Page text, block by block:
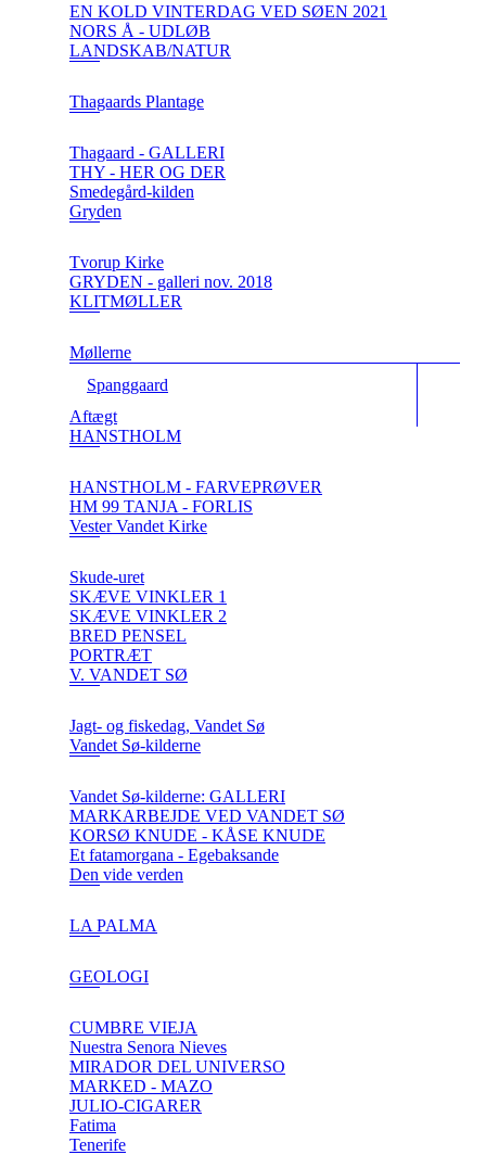
EN KOLD VINTERDAG VED SØEN 2021
NORS Å - UDLØB
LANDSKAB/NATUR
Thagaards Plantage
Thagaard - GALLERI
THY - HER OG DER
Smedegård-kilden
Gryden
Tvorup Kirke
GRYDEN - galleri nov. 2018
KLITMØLLER
Møllerne
Spanggaard
Aftægt
HANSTHOLM
HANSTHOLM - FARVEPRØVER
HM 99 TANJA - FORLIS
Vester Vandet Kirke
Skude-uret
SKÆVE VINKLER 1
SKÆVE VINKLER 2
BRED PENSEL
PORTRÆT
V. VANDET SØ
Jagt- og fiskedag, Vandet Sø
Vandet Sø-kilderne
Vandet Sø-kilderne: GALLERI
MARKARBEJDE VED VANDET SØ
KORSØ KNUDE - KÅSE KNUDE
Et fatamorgana - Egebaksande
Den vide verden
LA PALMA
GEOLOGI
CUMBRE VIEJA
Nuestra Senora Nieves
MIRADOR DEL UNIVERSO
MARKED - MAZO
JULIO-CIGARER
Fatima
Tenerife